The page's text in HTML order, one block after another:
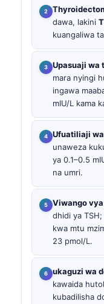
dawa, lakini
kuangaliwa
Upasuaji wa
mara nyingi
ingawa
mIU/L kama
Ufuatiliaji
unaweza
ya 0.1–0.5
na umri.
Viwango
dhidi ya
kwa mtu
23 pmol/L.
ukaguzi wa
kawaida
kubadilisha